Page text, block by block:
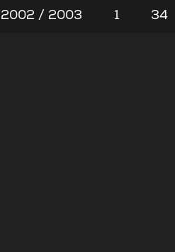
2002 / 2003 1 34